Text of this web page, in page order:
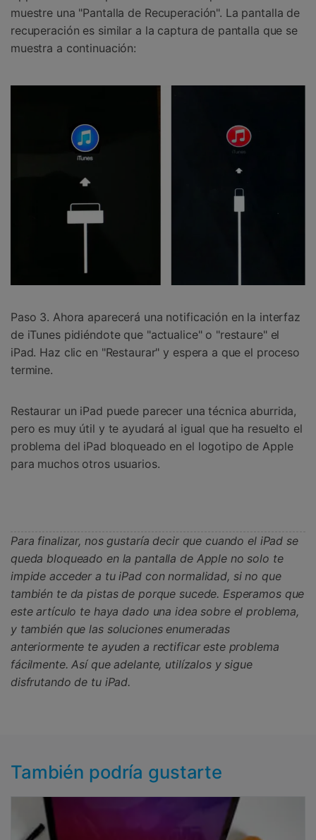
muestre una "Pantalla de Recuperación". La pantalla de
recuperación es similar a la captura de pantalla que se
muestra a continuación:
Paso 3. Ahora aparecerá una notificación en la interfaz
de iTunes pidiéndote que "actualice" o "restaure" el
iPad. Haz clic en "Restaurar" y espera a que el proceso
termine.
Restaurar un iPad puede parecer una técnica aburrida,
pero es muy útil y te ayudará al igual que ha resuelto el
problema del iPad bloqueado en el logotipo de Apple
para muchos otros usuarios.
Para finalizar, nos gustaría decir que cuando el iPad se
queda bloqueado en la pantalla de Apple no solo te
impide acceder a tu iPad con normalidad, si no que
también te da pistas de porque sucede. Esperamos que
este artículo te haya dado una idea sobre el problema,
y también que las soluciones enumeradas
anteriormente te ayuden a rectificar este problema
fácilmente. Así que adelante, utilízalos y sigue
disfrutando de tu iPad.
También podría gustarte